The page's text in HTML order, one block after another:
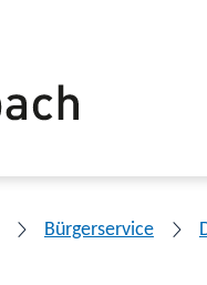
Bürgerservice